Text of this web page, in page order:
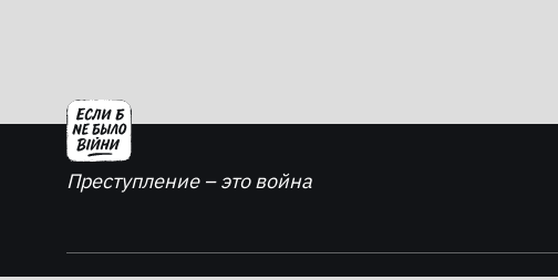
Преступление – это война